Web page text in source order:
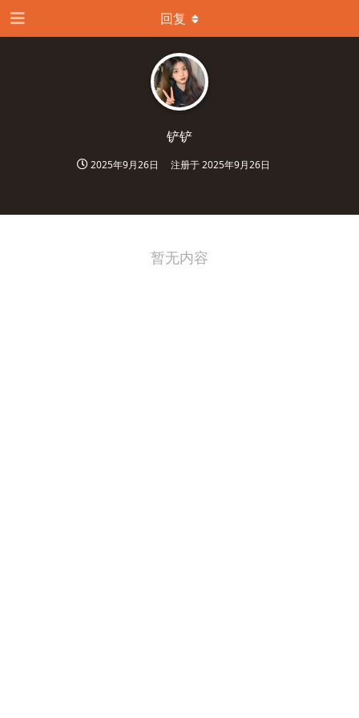
铲铲
2025年9月26日 注册于2025年9月26日
回复
暂无内容